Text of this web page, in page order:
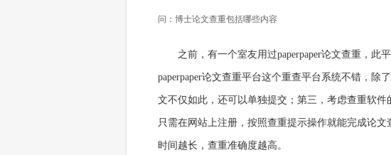
问：博士论文查重包括哪些内容
之前，有一个室友用过paperpaper论文查重，
paperpaper论文查重平台这个重查平台系统不错，
文不仅如此，还可以单独提交；第三，考虑查重软
只需在网站上注册，按照查重提示操作就能完成论文
时间越长，查重准确度越高。